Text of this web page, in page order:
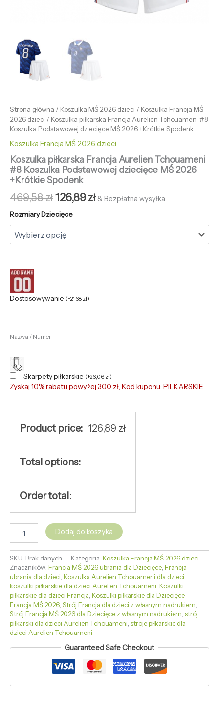
Strona główna / Koszulka MŚ 2026 dzieci / Koszulka Francja MŚ
2026 dzieci / Koszulka piłkarska Francja Aurelien Tchouameni #8
Koszulka Podstawowej dziecięce MŚ 2026 +Krótkie Spodenk
Koszulka Francja MŚ 2026 dzieci
Koszulka piłkarska Francja Aurelien Tchouameni
#8 Koszulka Podstawowej dziecięce MŚ 2026
+Krótkie Spodenk
469,58zł126,89zł & Bezpłatna wysyłka
Rozmiary Dziecięce
Dostosowywanie (+21,68 zł)
Nazwa / Numer
Skarpety piłkarskie (+26,06 zł)
Zyskaj 10% rabatu powyżej 300 zł, Kod kuponu: PILKARSKIE
Product price: 126,89 zł
Total options:
Order total:
Dodaj do koszyka
SKU: Brak danych Kategoria: Koszulka Francja MŚ 2026 dzieci
Znaczników: Francja MŚ 2026 ubrania dla Dziecięce, Francja
ubrania dla dzieci, Koszulka Aurelien Tchouameni dla dzieci,
koszulki piłkarskie dla dzieci Aurelien Tchouameni, Koszulki
piłkarskie dla dzieci Francja, Koszulki piłkarskie dla Dziecięce
Francja MŚ 2026, Strój Francja dla dzieci z własnym nadrukiem,
Strój Francja MŚ 2026 dla Dziecięce z własnym nadrukiem, strój
piłkarski dla dzieci Aurelien Tchouameni, stroje piłkarskie dla
dzieci Aurelien Tchouameni
Guaranteed Safe Checkout